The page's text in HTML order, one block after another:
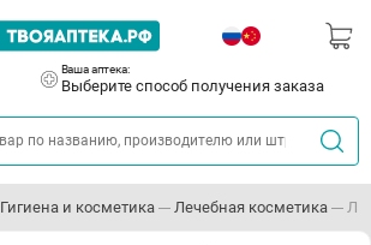
Ваша аптека:
Выберите способ получения заказа
Гигиена и косметика Лечебная косметика